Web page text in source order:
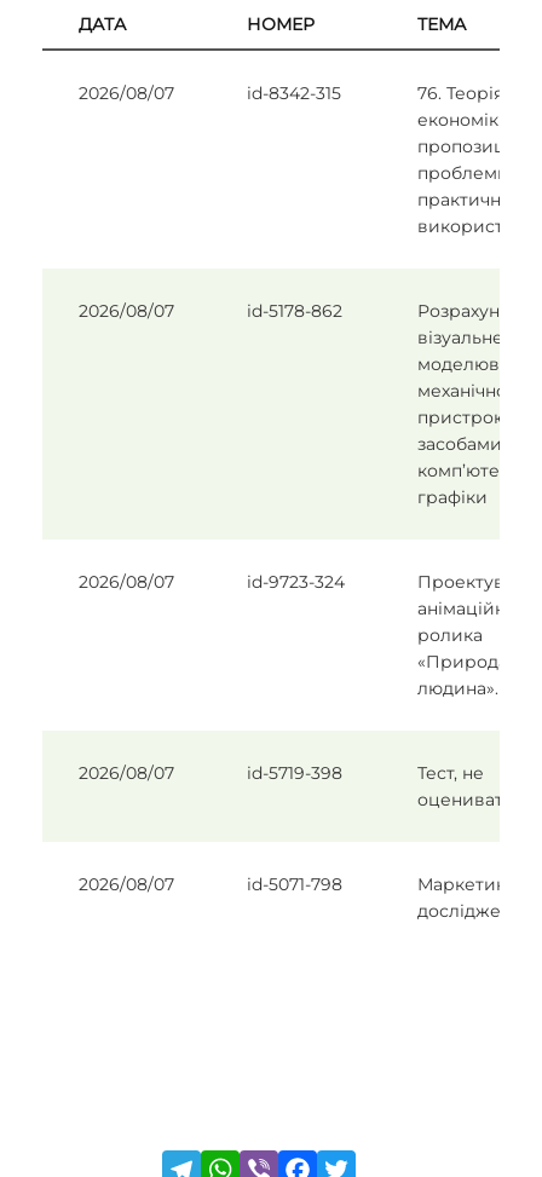
ДАТА НОМЕР ТЕМА
2026/08/07 id-8342-315
76. Теорія
економіки
пропозиції та
проблеми її
практичного
2026/08/07 id-5178-862
Розрахунок і
візуальне
моделювання
механічного
пристрою
засобами
комп’ютерної
графіки
2026/08/07 id-9723-324
анімаційного
ролика
«Природа та
людина».
2026/08/07 id-5719-398
Тест, не
оценивать
2026/08/07 id-5071-798
дослідження